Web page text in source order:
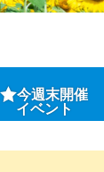
今週末開催
イベント